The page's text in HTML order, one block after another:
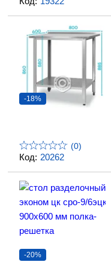
Код: 20262
-18%
(0)
-20%